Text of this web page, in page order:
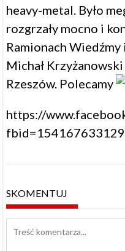
heavy-metal. Było
rozgrzały mocno i
Ramionach Wiedźmy i
Michał Krzyżanowski
Rzeszów. Polecamy
https://
SKOMENTUJ